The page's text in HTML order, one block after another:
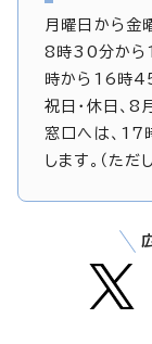
月曜日から金
8時30分から
時から16時45
祝日・休日、
窓口へは、17
します。（た